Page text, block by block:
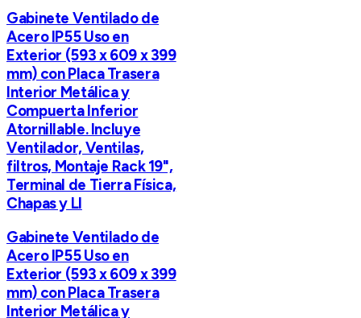
Gabinete Ventilado de
Acero IP55 Uso en
Exterior (593 x 609 x 399
mm) con Placa Trasera
Interior Metálica y
Compuerta Inferior
Atornillable. Incluye
Ventilador, Ventilas,
filtros, Montaje Rack 19",
Terminal de Tierra Física,
Chapas y Ll
Gabinete Ventilado de
Acero IP55 Uso en
Exterior (593 x 609 x 399
mm) con Placa Trasera
Interior Metálica y